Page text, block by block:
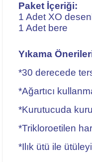
Paket İçeriği:
1 Adet XO
1 Adet bere
Yıkama
*30 derecede
*Ağartıcı
*Kurutucuda
*Trikloroetilen
*Ilık ütü ile